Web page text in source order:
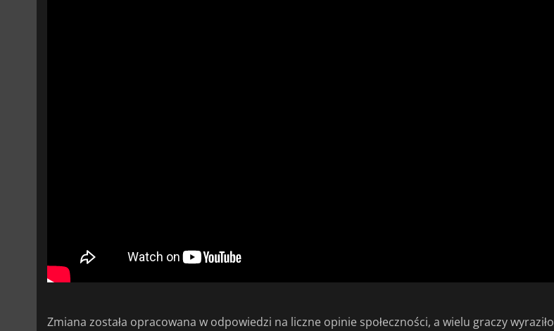
Zmiana została opracowana w odpowiedzi na liczne opinie społeczności, a wielu graczy wyraziło